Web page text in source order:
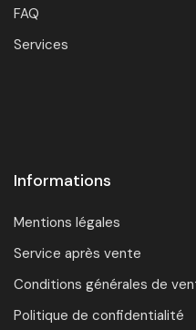
FAQ
Services
Informations
Mentions légales
Service après vente
Conditions générales de
Politique de confidentialité